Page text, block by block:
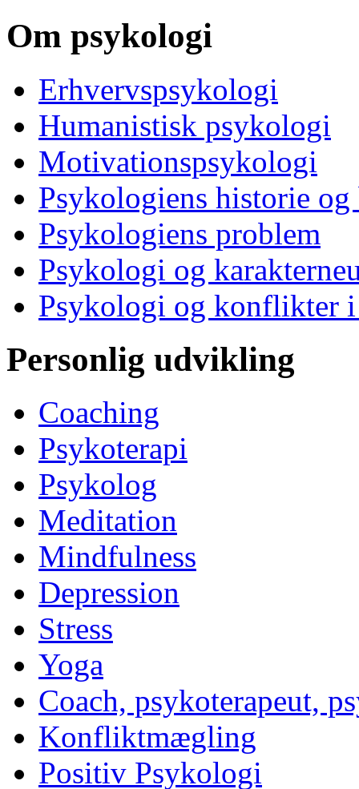
Om psykologi
Erhvervspsykologi
Humanistisk psykologi
Motivationspsykologi
Psykologiens historie og
Psykologiens problem
Psykologi og
Psykologi og konflikter
Personlig udvikling
Coaching
Psykoterapi
Psykolog
Meditation
Mindfulness
Depression
Stress
Yoga
Coach, psykoterapeut,
Konfliktmægling
Positiv Psykologi